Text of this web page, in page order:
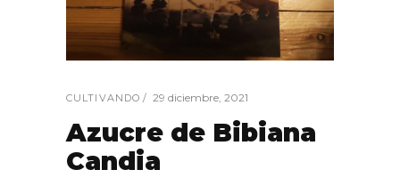
CULTIVANDO 29 diciembre, 2021
Azucre de Bibiana
Candia